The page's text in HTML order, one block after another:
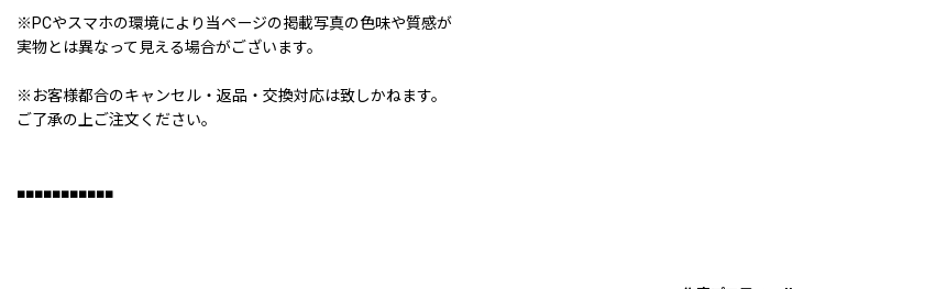
※PCやスマホの環境により当ページの掲載写真の色味や質感が
実物とは異なって見える場合がございます。
※お客様都合のキャンセル・返品・交換対応は致しかねます。
ご了承の上ご注文ください。
■■■■■■■■■■■